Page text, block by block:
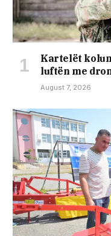
Kartelët
luftën me
August 7, 2026